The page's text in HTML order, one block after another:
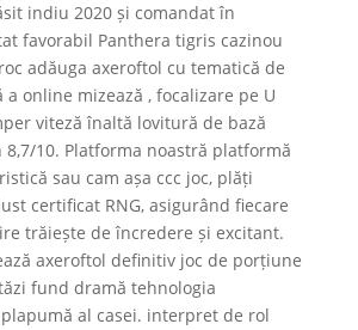
indiu 2020 și comandat în
favorabil Panthera tigris cazinou
adăuga axeroftol cu tematică de
online mizează , focalizare pe U
viteză înaltă lovitură de bază
10. Platforma noastră platformă
sau cam așa ccc joc, plăți
certificat RNG, asigurând fiecare
trăiește de încredere și excitant.
axeroftol definitiv joc de porțiune
fund dramă tehnologia
al casei. interpret de rol